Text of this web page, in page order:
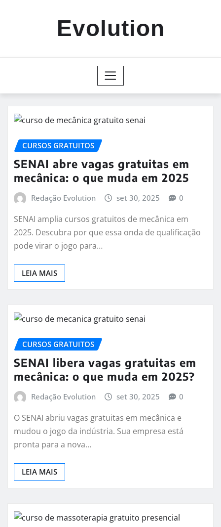
Evolution
CURSOS GRATUITOS
SENAI abre vagas gratuitas em
mecânica: o que muda em 2025
Redação Evolution set 30, 2025 0
SENAI amplia cursos gratuitos de mecânica em
2025. Descubra por que essa onda de qualificação
pode virar o jogo para…
LEIA MAIS
CURSOS GRATUITOS
SENAI libera vagas gratuitas em
mecânica: o que muda em 2025?
Redação Evolution set 30, 2025 0
O SENAI abriu vagas gratuitas em mecânica e
mudou o jogo da indústria. Sua empresa está
pronta para a nova…
LEIA MAIS